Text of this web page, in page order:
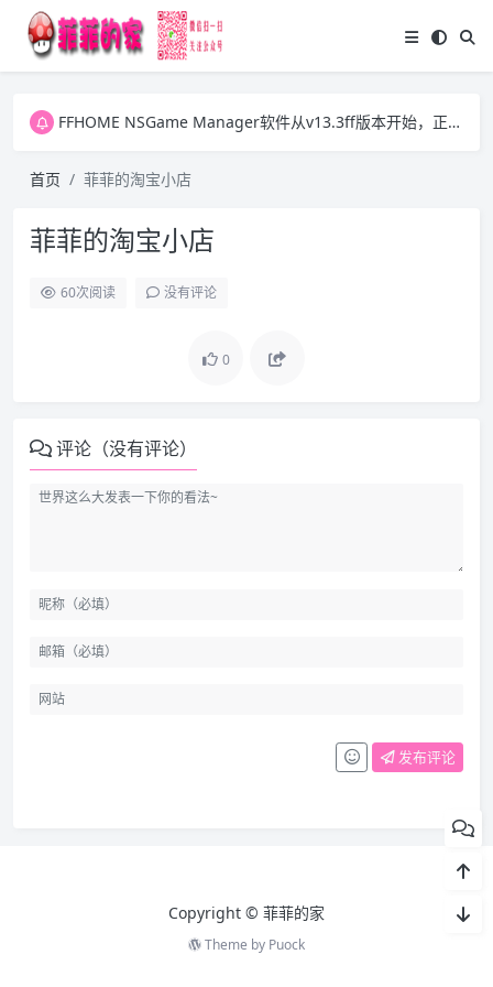
FFHOME NSGame Manager软件从v13.3ff版本开始，正式放开之前版本的两个VIP功能，今后大家可自行更新ExtData1.dat数据文件并可批量下载游戏图片。感谢大家一直以来的支持！
FFHOME NSGame Manager软件从v13.3ff版本开始，正式放开之前版本的两个VIP功能，今后大家可自行更新ExtData1.dat数据文件并可批量下载游戏图片。感谢大家一直以来的支持！
首页 菲菲的淘宝小店
菲菲的淘宝小店
60次阅读 没有评论
0
评论（没有评论）
发布评论
Copyright ©️ 菲菲的家
Theme by Puock